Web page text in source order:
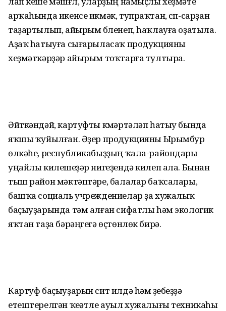
арҡаһында икенсе икмәк, тупраҡтан, сүп-сарҙан
таҙартылып, айырым бүленеп, һаҡлауға оҙатыла.
Аҙаҡ һатыуға сығарыласаҡ продукцияны
хеҙмәткәрҙәр айырым тоҡтарға тултыра.
Әйткәндәй, картуфты күмәртәләп һатыу бында
яҡшы ҡуйылған. Әҙер продукцияны Ырымбур
өлкәһе, республикабыҙҙың ҡала-райондары
уңайлы килешеүҙәр нигеҙендә килеп ала. Бынан
тыш район мәктәптәре, балалар баҡсалары,
башҡа социаль учреждениелар ҙа хужалыҡ
баҫыуҙарында тәм алған сифатлы һәм экологик
яҡтан таҙа бәрәңгегә өҫтөнлөк бирә.
Картуф баҫыуҙарын сит илдә һәм үҙебеҙҙә
етештерелгән ҡеүәтле ауыл хужалығы техникаһы